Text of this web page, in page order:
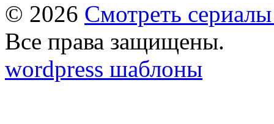
© 2026 Смотреть
Все права защищены.
wordpress шаблоны